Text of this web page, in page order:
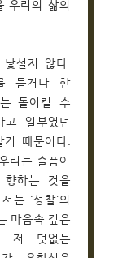
우리의 삶의
설지 않다.
듣거나 한
돌이킬 수
일부였던
때문이다.
리는 슬픔이
하는 것을
는 ‘성찰’의
마음속 깊은
. 저 덧없는